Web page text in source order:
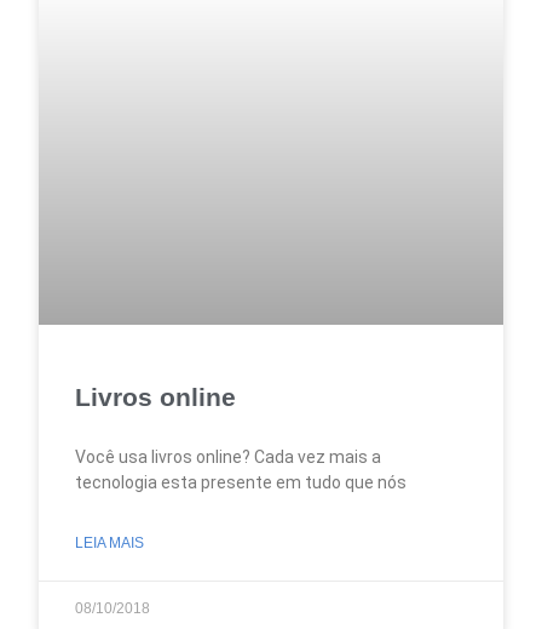
Livros online
Você usa livros online? Cada vez mais a
tecnologia esta presente em tudo que nós
LEIA MAIS
08/10/2018